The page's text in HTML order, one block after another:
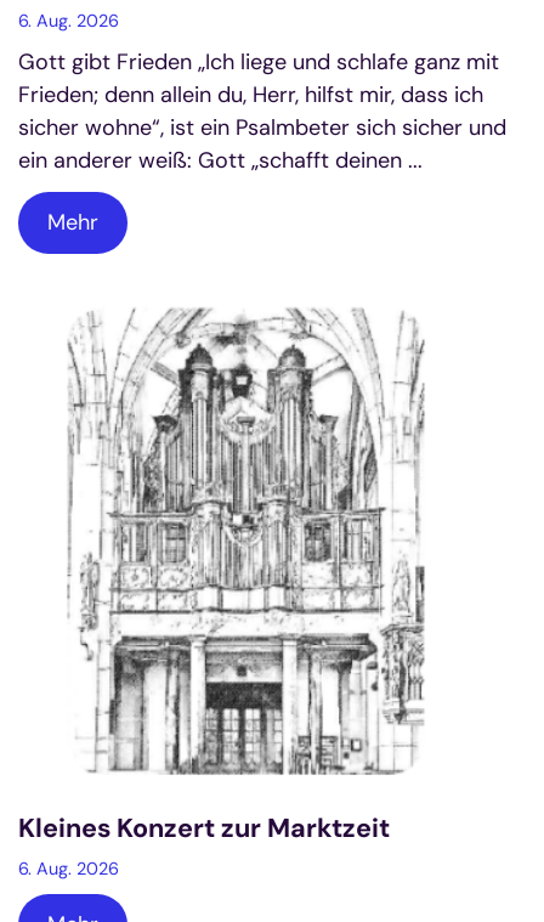
6. Aug. 2026
Gott gibt Frieden „Ich liege und schlafe ganz mit
Frieden; denn allein du, Herr, hilfst mir, dass ich
sicher wohne“, ist ein Psalmbeter sich sicher und
ein anderer weiß: Gott „schafft deinen ...
Mehr
Kleines Konzert zur Marktzeit
6. Aug. 2026